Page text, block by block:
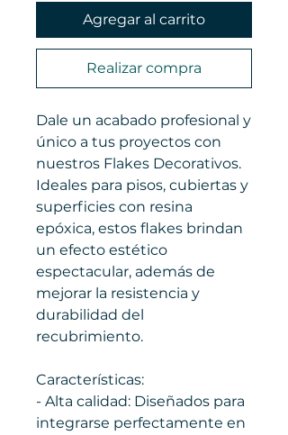
Agregar al carrito
Realizar compra
Dale un acabado profesional y
único a tus proyectos con
nuestros Flakes Decorativos.
Ideales para pisos, cubiertas y
superficies con resina
epóxica, estos flakes brindan
un efecto estético
espectacular, además de
mejorar la resistencia y
durabilidad del
recubrimiento.
Características:
- Alta calidad: Diseñados para
integrarse perfectamente en